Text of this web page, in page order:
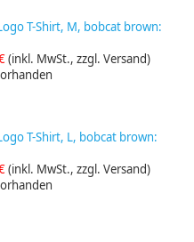
T-Shirt, M, bobcat brown:
(inkl. MwSt., zzgl. Versand)
T-Shirt, L, bobcat brown:
(inkl. MwSt., zzgl. Versand)